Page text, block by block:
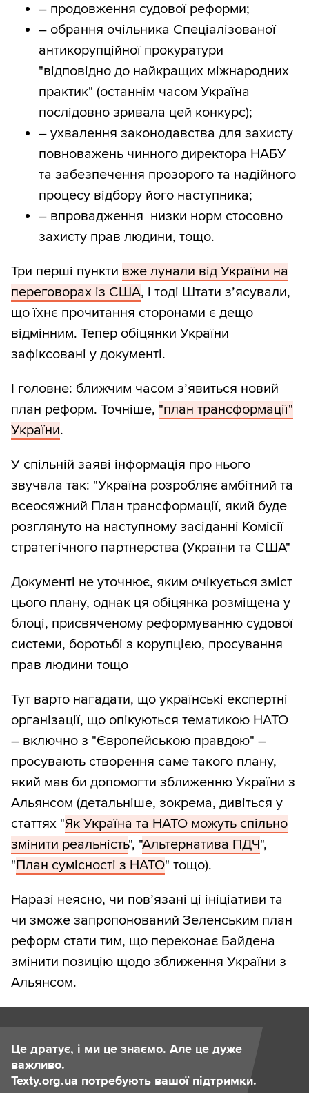
– продовження судової реформи;
– обрання очільника Спеціалізованої
антикорупційної прокуратури
"відповідно до найкращих міжнародних
практик" (останнім часом Україна
послідовно зривала цей конкурс);
– ухвалення законодавства для захисту
повноважень чинного директора НАБУ
та забезпечення прозорого та надійного
процесу відбору його наступника;
– впровадження низки норм стосовно
захисту прав людини, тощо.
Три перші пункти вже лунали від України на
переговорах із США, і тоді Штати з’ясували,
що їхнє прочитання сторонами є дещо
відмінним. Тепер обіцянки України
зафіксовані у документі.
І головне: ближчим часом з’явиться новий
план реформ. Точніше, "план трансформації"
України.
У спільній заяві інформація про нього
звучала так: "Україна розробляє амбітний та
всеосяжний План трансформації, який буде
розглянуто на наступному засіданні Комісії
стратегічного партнерства (України та США"
Документі не уточнює, яким очікується зміст
цього плану, однак ця обіцянка розміщена у
блоці, присвяченому реформуванню судової
системи, боротьбі з корупцією, просування
прав людини тощо
Тут варто нагадати, що українські експертні
організації, що опікуються тематикою НАТО
– включно з "Європейською правдою" –
просувають створення саме такого плану,
який мав би допомогти зближенню України з
Альянсом (детальніше, зокрема, дивіться у
статтях "Як Україна та НАТО можуть спільно
змінити реальність", "Альтернатива ПДЧ",
"План сумісності з НАТО" тощо).
Наразі неясно, чи пов’язані ці ініціативи та
чи зможе запропонований Зеленським план
реформ стати тим, що переконає Байдена
змінити позицію щодо зближення України з
Альянсом.
Це дратує, і ми це знаємо. Але це дуже
важливо.
Texty.org.ua потребують вашої підтримки.